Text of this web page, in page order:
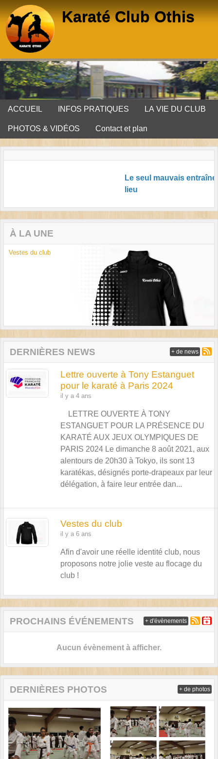
Karaté Club Othis
ACCUEIL INFOS PRATIQUES LA VIE DU CLUB
PHOTOS & VIDÉOS Contact et plan
Le seul mauvais
lieu
À LA UNE
Vestes du club
DERNIÈRES NEWS
Lettre ouverte à Tony Estanguet
pour le karaté à Paris 2024
il y a 4 ans
LETTRE OUVERTE À TONY
ESTANGUET POUR LA PRÉSENCE DU
KARATÉ AUX JEUX OLYMPIQUES DE
PARIS 2024 Le dimanche 8 août 2021, aux
alentours de 20h30 à Tokyo, ils sont 13
karatékas, désignés porte-drapeaux par leur
délégation, à faire leur entrée dan...
Vestes du club
il y a 6 ans
Afin d'avoir une réelle identité club, nous
proposons notre jolie veste au flocage du
club !
+ de news
PROCHAINS ÉVÉNEMENTS
Aucun évènement à afficher.
+ d'évènements
DERNIÈRES PHOTOS + de photos
Panneau de gestion des cookies